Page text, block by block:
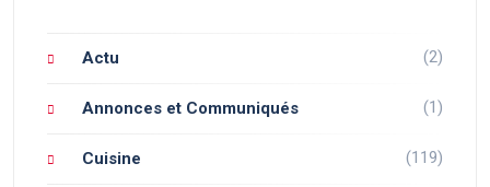
Actu (2)
Annonces et Communiqués (1)
Cuisine (119)